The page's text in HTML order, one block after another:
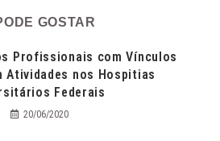
GOSTAR
Profissionais com Vínculos
Atividades nos Hospitias
Federais
20/06/2020